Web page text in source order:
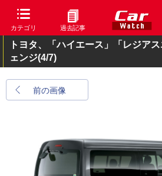
カテゴリ 過去記事
トヨタ、「ハイエース」「レジア
ェンジ(4/7)
前の画像